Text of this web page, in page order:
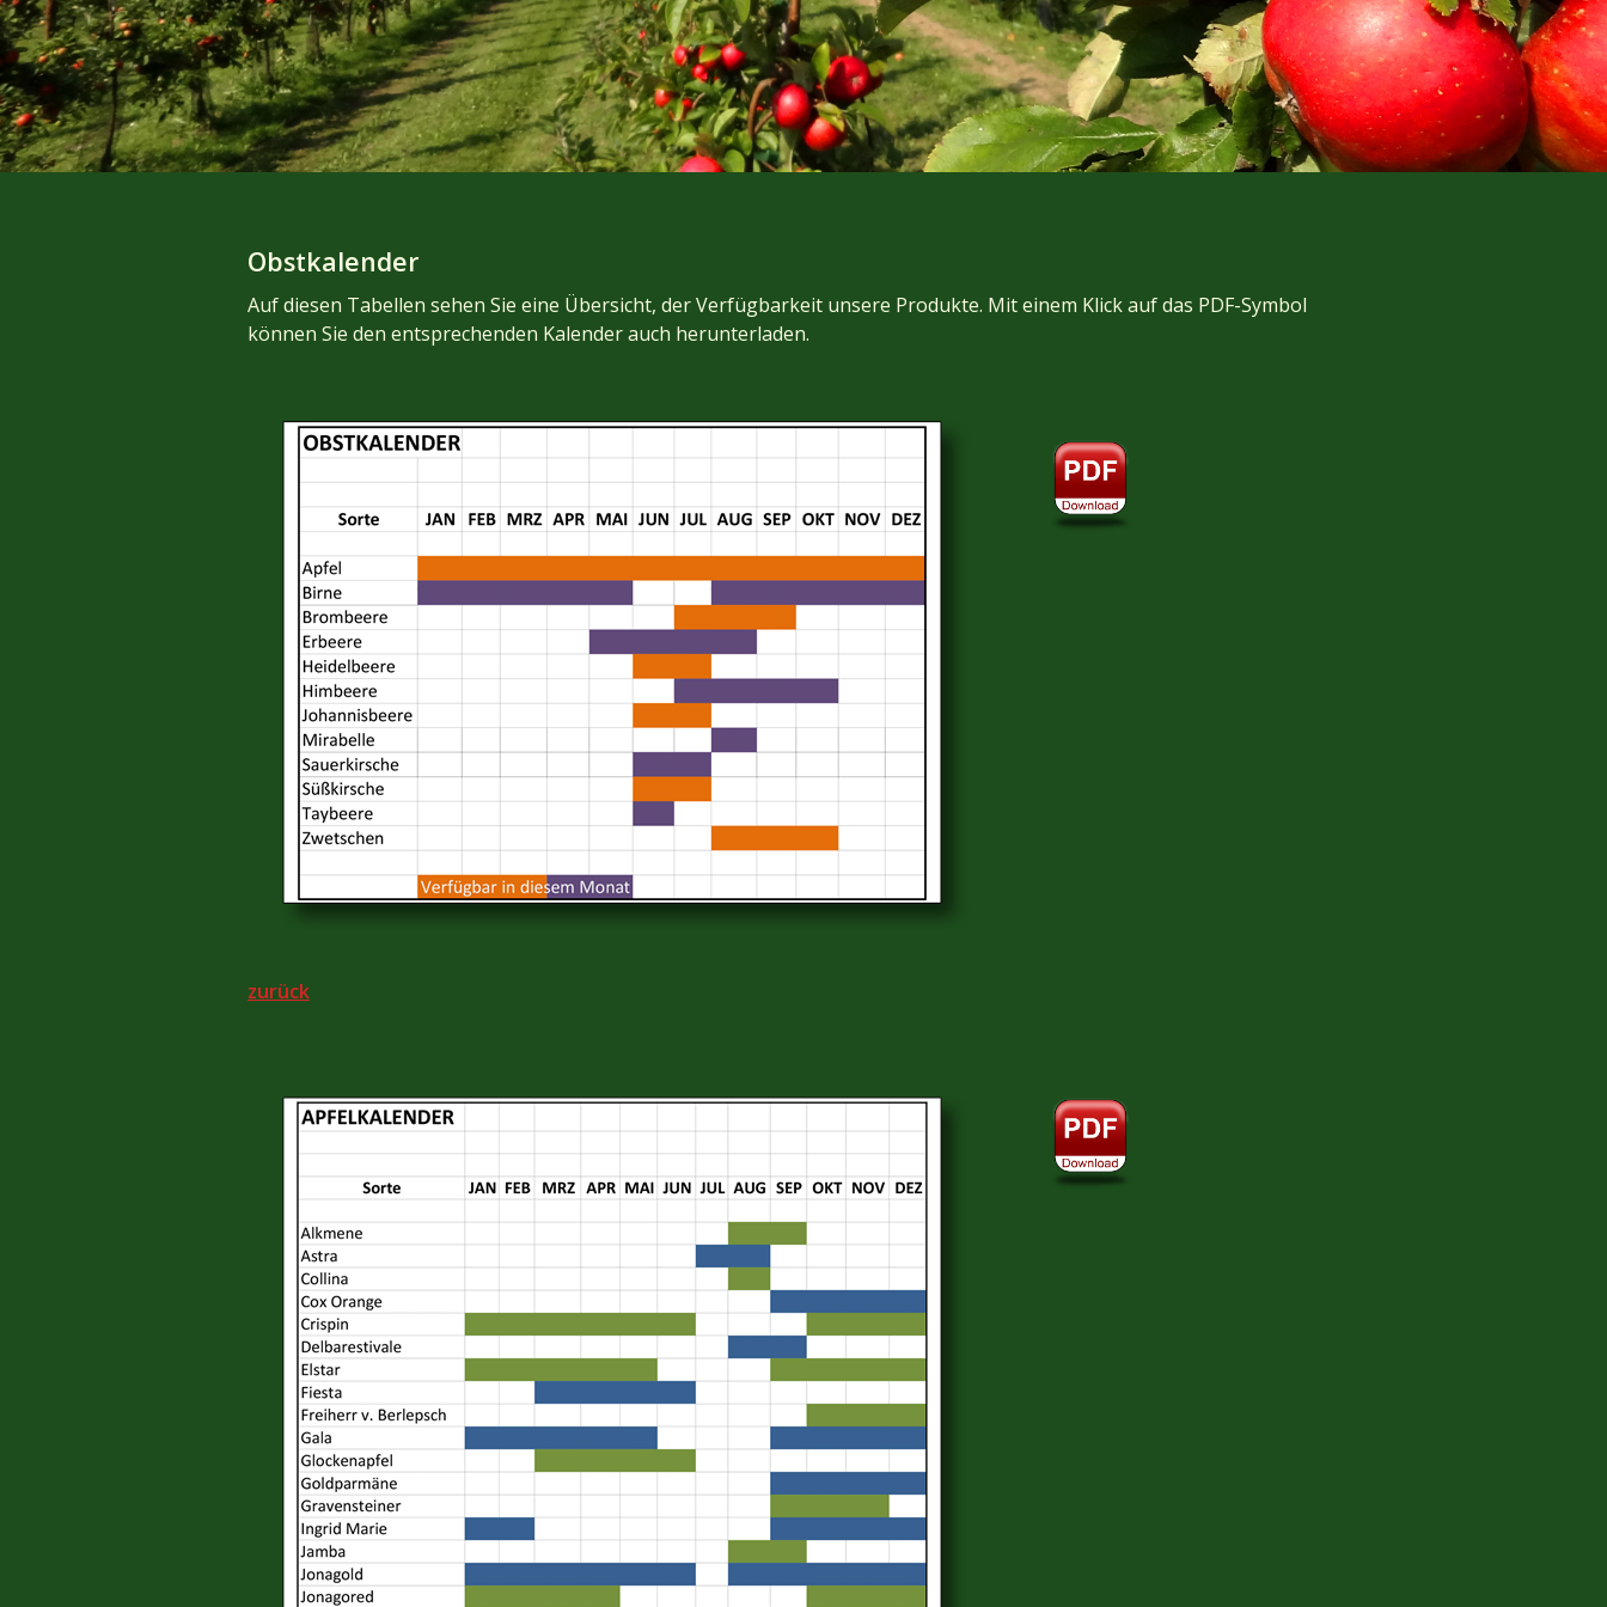
Obstkalender
Auf diesen Tabellen sehen Sie eine Übersicht, der Verfügbarkeit unsere Produkte. Mit einem Klick auf das PDF-Symbol
können Sie den entsprechenden Kalender auch herunterladen.
zurück